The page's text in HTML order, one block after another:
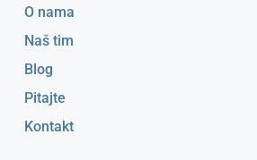
O nama
Naš tim
Blog
Pitajte
Kontakt